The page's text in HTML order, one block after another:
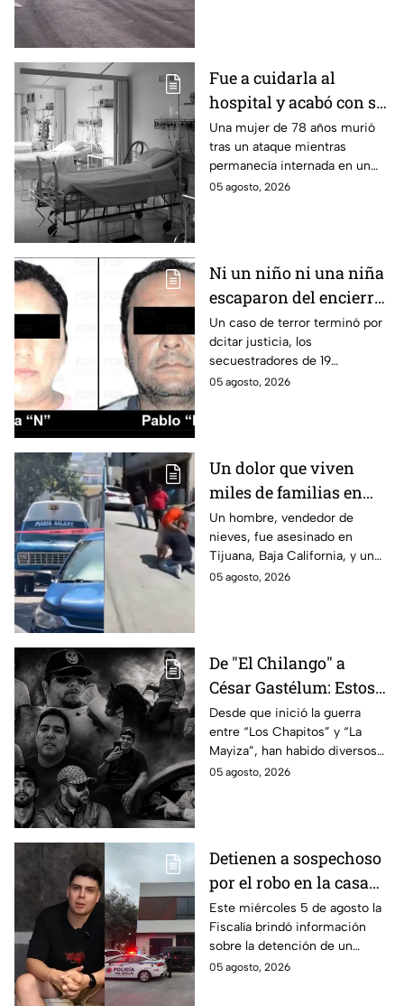
Fue a cuidarla al
hospital y acabó con su
vida: Hombre habría
asfixiado a su suegra
mientras estaba
internada en Veracruz
Una mujer de 78 años murió
tras un ataque mientras
permanecía internada en un
hospital de Veracruz;
05 agosto, 2026
Ni un niño ni una niña
escaparon del encierro:
así cayó la pareja que
retenía a 19 migrantes
en Puebla
Un caso de terror terminó por
dcitar justicia, los
secuestradores de 19
migrantes recibieron una
05 agosto, 2026
Un dolor que viven
miles de familias en
México: Así se
enteraron los
familiares de un
vendedor de nieves de
Un hombre, vendedor de
nieves, fue asesinado en
Tijuana, Baja California, y un
reportero captó el momento
05 agosto, 2026
De "El Chilango" a
César Gastélum: Estos
son los 10 influencers
asesinados por la
guerra entre "Los
Chapitos" y "La Mayiza"
Desde que inició la guerra
entre “Los Chapitos” y “La
Mayiza”, han habido diversos
asesinatos, entre ellos los de
05 agosto, 2026
Detienen a sospechoso
por el robo en la casa
de Karely Ruiz
Este miércoles 5 de agosto la
Fiscalía brindó información
sobre la detención de un
presunto responsable en el
05 agosto, 2026